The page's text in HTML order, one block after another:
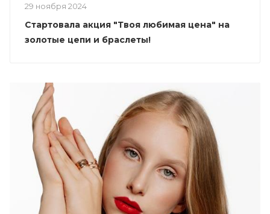
29 ноября 2024
Стартовала акция "Твоя любимая цена" на
золотые цепи и браслеты!